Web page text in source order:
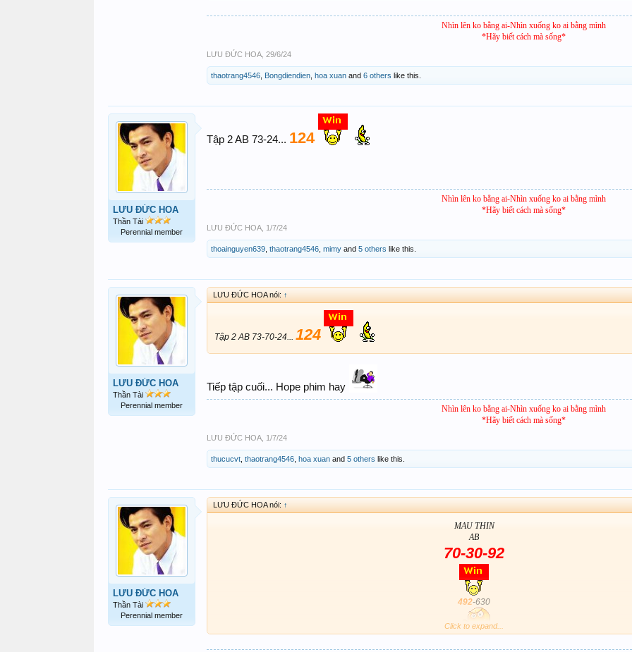
Nhìn lên ko bằng ai-Nhìn xuống ko ai bằng mình
*Hãy biết cách mà sống*
LƯU ĐỨC HOA 29/6/24
thaotrang4546 Bongdiendien hoa xuan and 6 others like this.
LƯU ĐỨC HOA
Thần Tài
Perennial member
Tập 2 AB 73-24... 124
Nhìn lên ko bằng ai-Nhìn xuống ko ai bằng mình
*Hãy biết cách mà sống*
LƯU ĐỨC HOA 1/7/24
thoainguyen639 thaotrang4546 mimy and 5 others like this.
LƯU ĐỨC HOA
Thần Tài
Perennial member
LƯU ĐỨC HOA nói: ↑
Tập 2 AB 73-70-24... 124
Tiếp tập cuối... Hope phim hay
Nhìn lên ko bằng ai-Nhìn xuống ko ai bằng mình
*Hãy biết cách mà sống*
LƯU ĐỨC HOA 1/7/24
thucucvt thaotrang4546 hoa xuan and 5 others like this.
LƯU ĐỨC HOA
Thần Tài
Perennial member
LƯU ĐỨC HOA nói: ↑
MAU THIN
AB
70-30-92
492-630
Click to expand...